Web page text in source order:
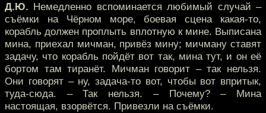
Д.Ю. Немедленно вспоминается любимый случай –
съёмки на Чёрном море, боевая сцена какая-то,
корабль должен проплыть вплотную к мине. Выписана
мина, приехал мичман, привёз мину; мичману ставят
задачу, что корабль пойдёт вот так, мина тут, и он её
бортом там тиранёт. Мичман говорит – так нельзя.
Они говорят – ну, задача-то вот, чтобы вот впритык,
туда-сюда. – Так нельзя. – Почему? – Мина
настоящая, взорвётся. Привезли на съёмки.